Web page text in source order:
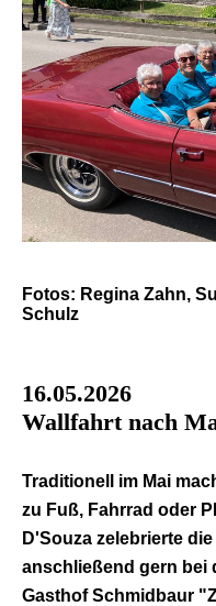
Fotos: Regina Zahn,
Schulz
16.05.2026
Wallfahrt nach
Traditionell im Mai
zu Fuß, Fahrrad oder
D'Souza zelebrierte
anschließend gern bei
Gasthof Schmidbaur